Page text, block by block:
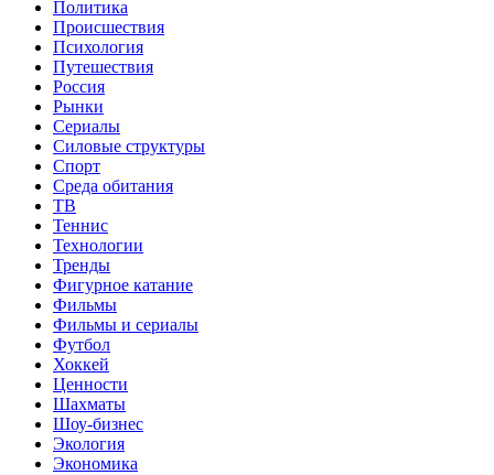
Политика
Происшествия
Психология
Путешествия
Россия
Рынки
Сериалы
Силовые структуры
Спорт
Среда обитания
ТВ
Теннис
Технологии
Тренды
Фигурное катание
Фильмы
Фильмы и сериалы
Футбол
Хоккей
Ценности
Шахматы
Шоу-бизнес
Экология
Экономика